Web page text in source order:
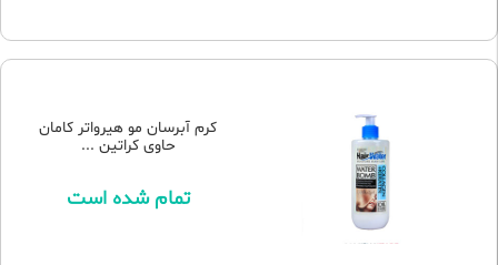
کرم آبرسان مو هیرواتر کامان
حاوی کراتین ...
تمام شده است